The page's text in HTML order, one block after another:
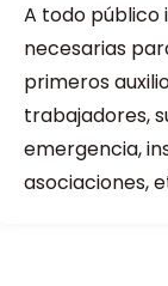
A todo público
necesarias
primeros
trabajadores,
emergencia,
asociaciones,